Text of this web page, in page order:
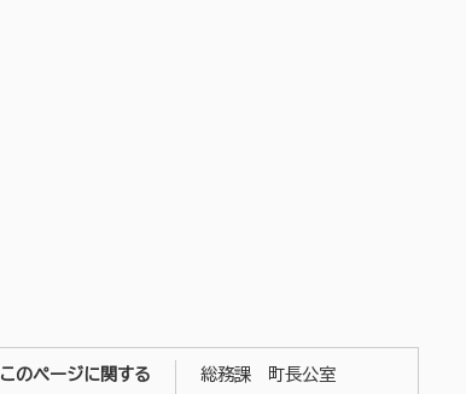
このページに関する
総務課 町長公室